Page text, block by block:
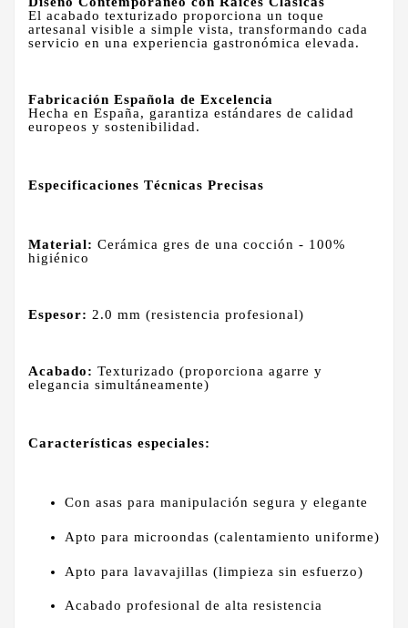
El acabado texturizado proporciona un toque
artesanal visible a simple vista, transformando cada
servicio en una experiencia gastronómica elevada.
Fabricación Española de Excelencia
Hecha en España, garantiza estándares de calidad
europeos y sostenibilidad.
Especificaciones Técnicas Precisas
Material: Cerámica gres de una cocción - 100%
higiénico
Espesor: 2.0 mm (resistencia profesional)
Acabado: Texturizado (proporciona agarre y
elegancia simultáneamente)
Características especiales:
Con asas para manipulación segura y elegante
Apto para microondas (calentamiento uniforme)
Apto para lavavajillas (limpieza sin esfuerzo)
Acabado profesional de alta resistencia